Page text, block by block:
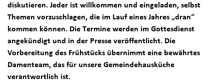
diskutieren. Jeder ist willkommen und eingeladen, selbst
Themen vorzuschlagen, die im Lauf eines Jahres „dran“
kommen können. Die Termine werden im Gottesdienst
angekündigt und in der Presse veröffentlicht. Die
Vorbereitung des Frühstücks übernimmt eine bewährtes
Damenteam, das für unsere Gemeindehausküche
verantwortlich ist.